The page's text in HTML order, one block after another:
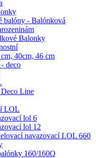
balóny - Balónková
Balonky
40cm, 46 cm
deco
Line
LOL
lol 6
lol 12
navazovací LOL 660
160/160Q